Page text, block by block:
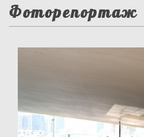
Фоторепортаж